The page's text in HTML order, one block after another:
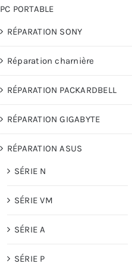
PC PORTABLE
RÉPARATION SONY
Réparation charnière
RÉPARATION PACKARDBELL
RÉPARATION GIGABYTE
RÉPARATION ASUS
SÉRIE N
SÉRIE VM
SÉRIE A
SÉRIE P